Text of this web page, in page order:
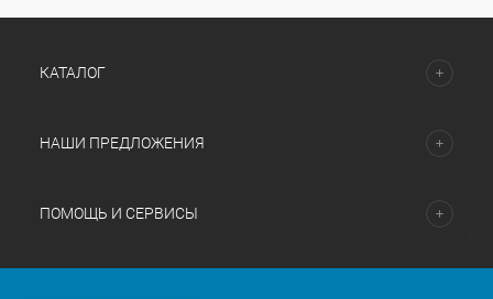
КАТАЛОГ
НАШИ ПРЕДЛОЖЕНИЯ
ПОМОЩЬ И СЕРВИСЫ